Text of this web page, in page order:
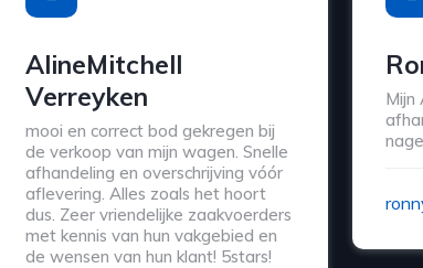
AlineMitchell
Verreyken
mooi en correct bod gekregen bij
de verkoop van mijn wagen. Snelle
afhandeling en overschrijving vóór
aflevering. Alles zoals het hoort
dus. Zeer vriendelijke zaakvoerders
met kennis van hun vakgebied en
de wensen van hun klant! 5stars!
Mijn